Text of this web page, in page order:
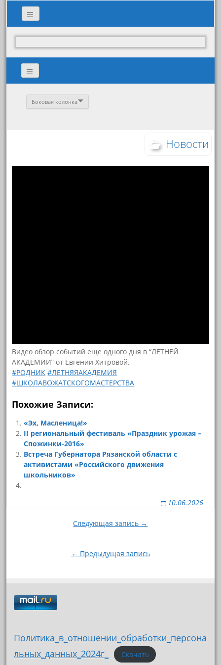
Боковая колонка
Новости
Видео обзор событий еще одного дня в “ЛЕТНЕЙ
АКАДЕМИИ” от Евгении Хитровой.
#РОДНИК #ЛЕТНЯЯАКАДЕМИЯ
#ШКОЛАВОЖАТСКОГОМАСТЕРСТВА
Похожие Записи:
«Эх, Масленица!»
II региональный фестиваль «Праздник урожая –
Спожинки-2016»
Встреча Губернатора Рязанской области с
активистами «Российского движения
школьников»
10.06.2026
Следующая запись →
← Предыдущая запись
Политика_в_отношении_обработки_персона
льных_данных_2024г_
Скачать